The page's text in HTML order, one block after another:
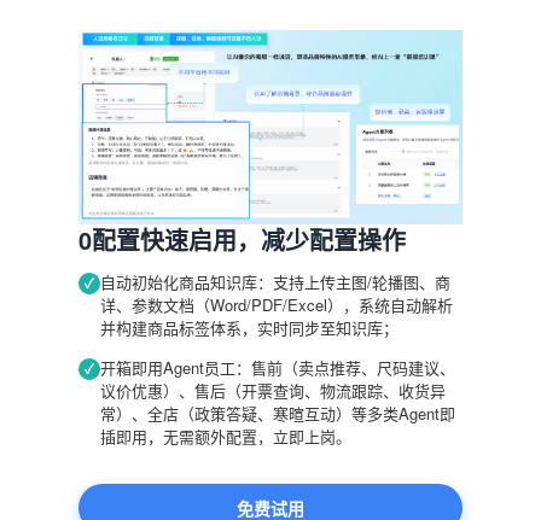
0配置快速启用，减少配置操作
✓ 自动初始化商品知识库：支持上传主图/轮播图、商
详、参数文档（Word/PDF/Excel），系统自动解析
并构建商品标签体系，实时同步至知识库；
✓ 开箱即用Agent员工：售前（卖点推荐、尺码建议、
议价优惠）、售后（开票查询、物流跟踪、收货异
常）、全店（政策答疑、寒暄互动）等多类Agent即
插即用，无需额外配置，立即上岗。
免费试用